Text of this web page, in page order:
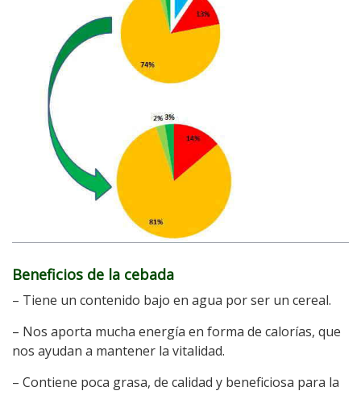
Beneficios de la cebada
– Tiene un contenido bajo en agua por ser un cereal.
– Nos aporta mucha energía en forma de calorías, que
nos ayudan a mantener la vitalidad.
– Contiene poca grasa, de calidad y beneficiosa para la